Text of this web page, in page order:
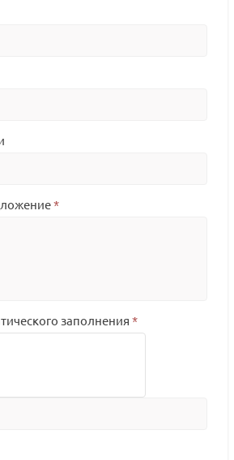
*
заполнения *